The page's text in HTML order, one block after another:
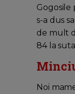
Gogosile
s-a dus
de mult
84 la
Noi